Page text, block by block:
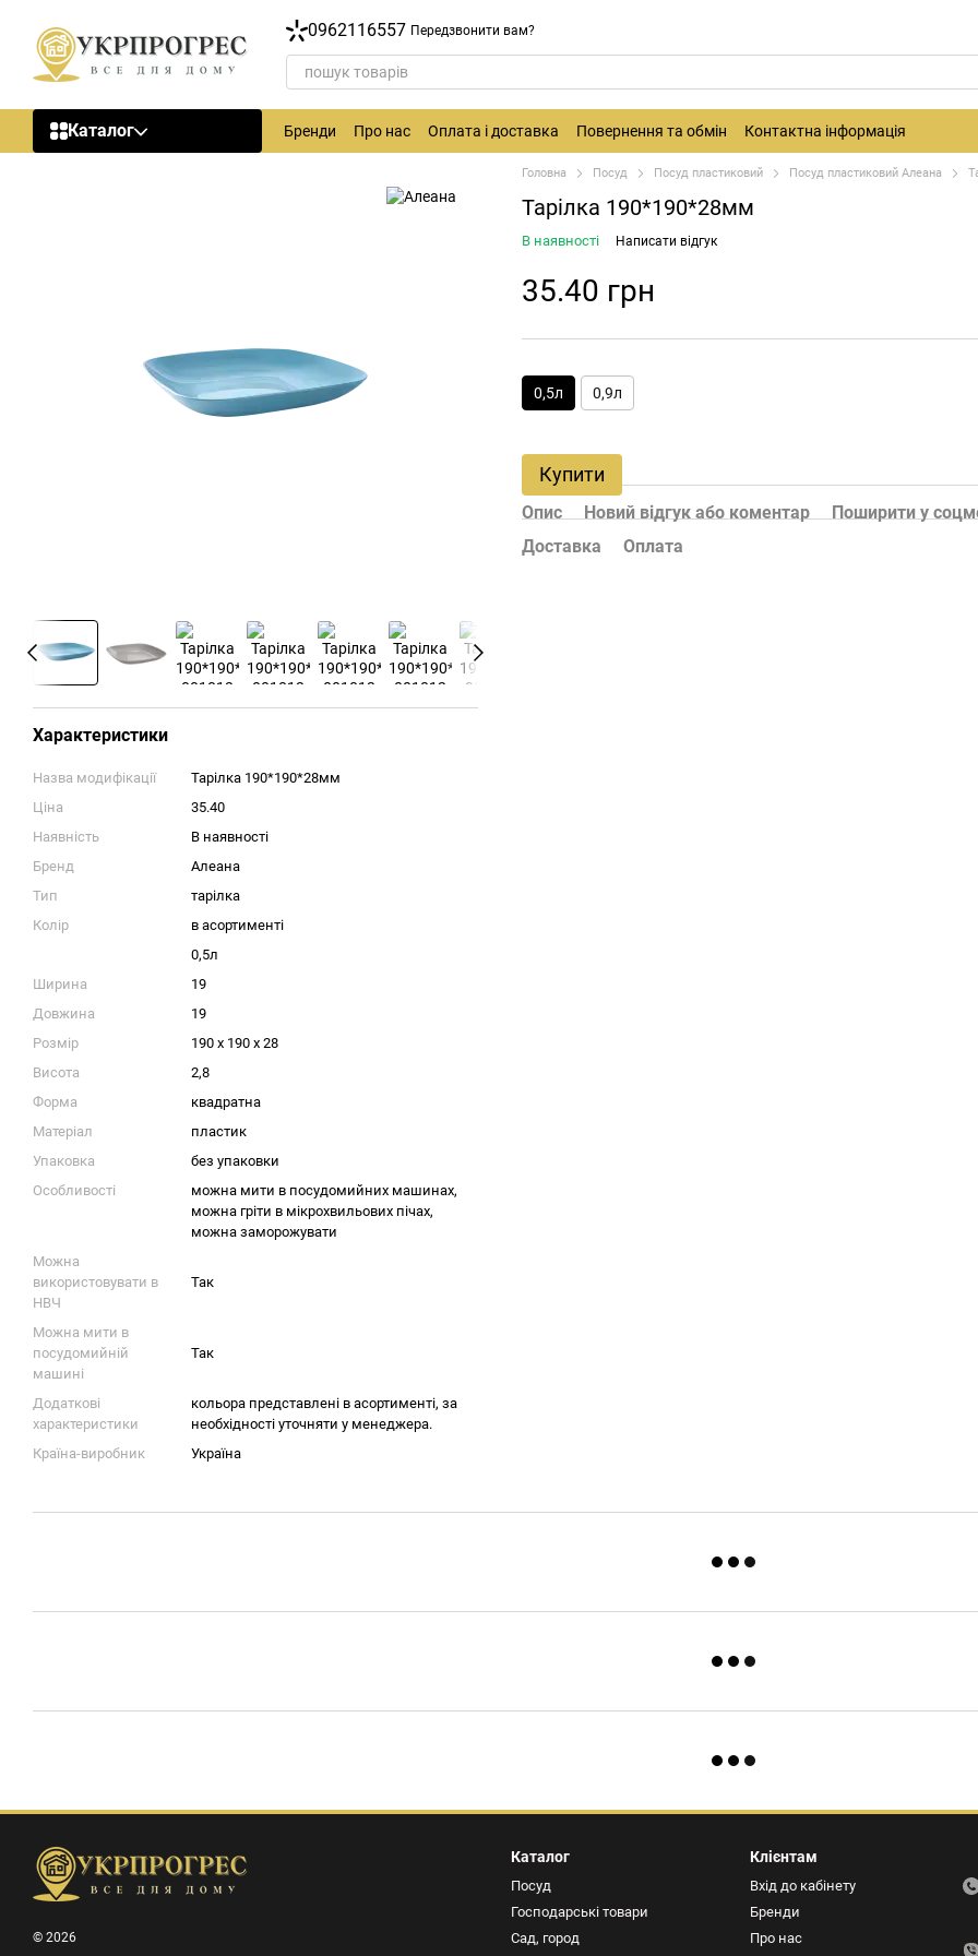
0962116557 Передзвонити вам?
Каталог Бренди Про нас Оплата і доставка Повернення та обмін Контактна інформація
Характеристики
Назва модифікації
Тарілка 190*190*28мм
Ціна
35.40
Наявність
В наявності
Бренд
Алеана
Тип
тарілка
Колір
в асортименті
0,5л
Ширина
19
Довжина
19
Розмір
190 x 190 x 28
Висота
2,8
Форма
квадратна
Матеріал
пластик
Упаковка
без упаковки
Особливості
можна мити в посудомийних машинах,
можна гріти в мікрохвильових пічах,
можна заморожувати
Можна
використовувати в
НВЧ
Так
Можна мити в
посудомийній
машині
Так
Додаткові
характеристики
кольора представлені в асортименті, за
необхідності уточняти у менеджера.
Країна-виробник
Україна
Головна Посуд Посуд пластиковий Посуд пластиковий Алеана
Тарілка 190*190*28мм
В наявності
Написати відгук
35.40 грн
0,5л 0,9л
Купити
Опис Новий відгук або коментар
Поширити у
Доставка
Оплата
© 2026
Каталог
Посуд
Господарські товари
Сад, город
Клієнтам
Вхід до кабінету
Бренди
Про нас